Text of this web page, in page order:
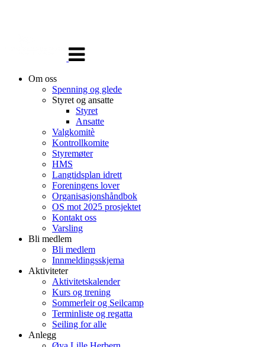
navigasjon
Om oss
Spenning og glede
Styret og ansatte
Styret
Ansatte
Valgkomitè
Kontrollkomite
Styremøter
HMS
Langtidsplan idrett
Foreningens lover
Organisasjonshåndbok
OS mot 2025 prosjektet
Kontakt oss
Varsling
Bli medlem
Bli medlem
Innmeldingsskjema
Aktiviteter
Aktivitetskalender
Kurs og trening
Sommerleir og Seilcamp
Terminliste og regatta
Seiling for alle
Anlegg